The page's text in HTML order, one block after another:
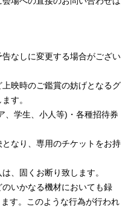
なしに変更する場合がござい
映時のご鑑賞の妨げとなるグ
す。
学生、小人等)・各種招待券
なり、専用のチケットをお持
、固くお断り致します。
いかなる機材においても録
す。このような行為が行われ